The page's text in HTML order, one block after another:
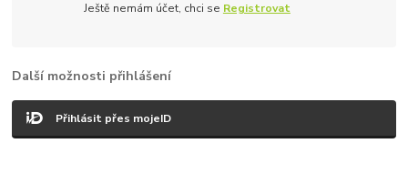
Ještě nemám účet, chci se Registrovat
Další možnosti přihlášení
Přihlásit přes mojeID